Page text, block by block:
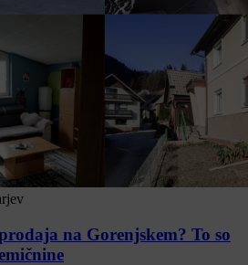
na Gorenjskem? To so